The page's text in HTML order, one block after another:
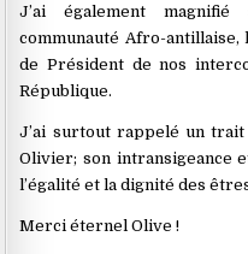
J’ai également
communauté Afro-antillaise,
de Président de nos
République.
J’ai surtout rappelé un trait
Olivier; son intransigeance
l’égalité et la dignité des
Merci éternel Olive !